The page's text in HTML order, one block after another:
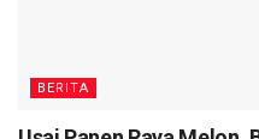
BERITA